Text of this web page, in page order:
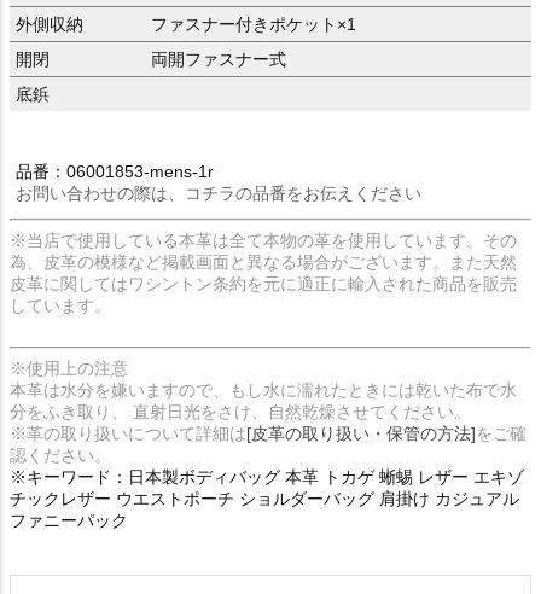
外側収納
ファスナー付きポケット×1
開閉
両開ファスナー式
底鋲
品番：06001853-mens-1r
お問い合わせの際は、コチラの品番をお伝えください
※当店で使用している本革は全て本物の革を使用しています。その
為、皮革の模様など掲載画面と異なる場合がございます。また天然
皮革に関してはワシントン条約を元に適正に輸入された商品を販売
しています。
※使用上の注意
本革は水分を嫌いますので、もし水に濡れたときには乾いた布で水
分をふき取り、 直射日光をさけ、自然乾燥させてください。
※革の取り扱いについて詳細は[皮革の取り扱い・保管の方法]をご確
認ください。
※キーワード：日本製ボディバッグ 本革 トカゲ 蜥蜴 レザー エキゾ
チックレザー ウエストポーチ ショルダーバッグ 肩掛け カジュアル
ファニーパック